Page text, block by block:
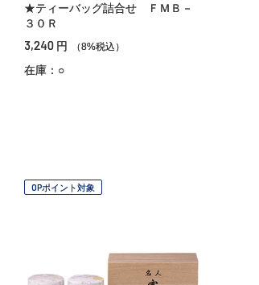
★ティーバッグ詰合せ ＦＭＢ－
３０Ｒ
3,240 円 （8%税込）
在庫：○
OPポイント対象